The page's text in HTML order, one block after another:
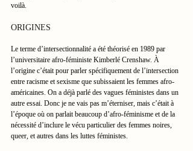
voilà.
ORIGINES
Le terme d’intersectionnalité a été théorisé en 1989 par
l’universitaire afro-féministe Kimberlé Crenshaw. À
l’origine c’était pour parler spécifiquement de l’intersection
entre racisme et sexisme que subissaient les femmes afro-
américaines. On a déjà parlé des vagues féministes dans un
autre essai. Donc je ne vais pas m’éterniser, mais c’était à
l’époque où on parlait beaucoup d’afro-féminisme et de la
nécessité d’inclure le vécu particulier des femmes noires,
queer, et autres dans les luttes féministes.